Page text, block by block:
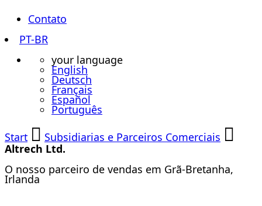
Contato
PT-BR
your language
English
Deutsch
Français
Español
Português
Start
Subsidiarias e Parceiros Comerciais
Altrech Ltd.
O nosso parceiro de vendas em Grã-Bretanha,
Irlanda